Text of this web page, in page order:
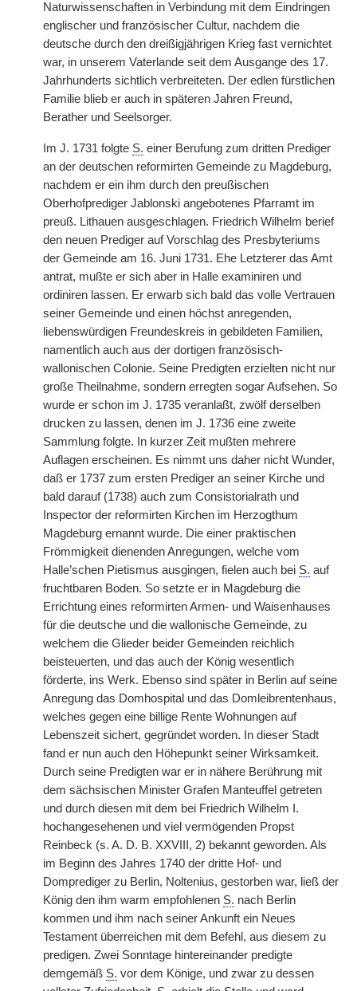
Naturwissenschaften in Verbindung mit dem Eindringen
englischer und französischer Cultur, nachdem die
deutsche durch den dreißigjährigen Krieg fast vernichtet
war, in unserem Vaterlande seit dem Ausgange des 17.
Jahrhunderts sichtlich verbreiteten. Der edlen fürstlichen
Familie blieb er auch in späteren Jahren Freund,
Berather und Seelsorger.
Im J. 1731 folgte S. einer Berufung zum dritten Prediger
an der deutschen reformirten Gemeinde zu Magdeburg,
nachdem er ein ihm durch den preußischen
Oberhofprediger Jablonski angebotenes Pfarramt im
preuß. Lithauen ausgeschlagen. Friedrich Wilhelm berief
den neuen Prediger auf Vorschlag des Presbyteriums
der Gemeinde am 16. Juni 1731. Ehe Letzterer das Amt
antrat, mußte er sich aber in Halle examiniren und
ordiniren lassen. Er erwarb sich bald das volle Vertrauen
seiner Gemeinde und einen höchst anregenden,
liebenswürdigen Freundeskreis in gebildeten Familien,
namentlich auch aus der dortigen französisch-
wallonischen Colonie. Seine Predigten erzielten nicht nur
große Theilnahme, sondern erregten sogar Aufsehen. So
wurde er schon im J. 1735 veranlaßt, zwölf derselben
drucken zu lassen, denen im J. 1736 eine zweite
Sammlung folgte. In kurzer Zeit mußten mehrere
Auflagen erscheinen. Es nimmt uns daher nicht Wunder,
daß er 1737 zum ersten Prediger an seiner Kirche und
bald darauf (1738) auch zum Consistorialrath und
Inspector der reformirten Kirchen im Herzogthum
Magdeburg ernannt wurde. Die einer praktischen
Frömmigkeit dienenden Anregungen, welche vom
Halle’schen Pietismus ausgingen, fielen auch bei S. auf
fruchtbaren Boden. So setzte er in Magdeburg die
Errichtung eines reformirten Armen- und Waisenhauses
für die deutsche und die wallonische Gemeinde, zu
welchem die Glieder beider Gemeinden reichlich
beisteuerten, und das auch der König wesentlich
förderte, ins Werk. Ebenso sind später in Berlin auf seine
Anregung das Domhospital und das Domleibrentenhaus,
welches gegen eine billige Rente Wohnungen auf
Lebenszeit sichert, gegründet worden. In dieser Stadt
fand er nun auch den Höhepunkt seiner Wirksamkeit.
Durch seine Predigten war er in nähere Berührung mit
dem sächsischen Minister Grafen Manteuffel getreten
und durch diesen mit dem bei Friedrich Wilhelm I.
hochangesehenen und viel vermögenden Propst
Reinbeck (s. A. D. B. XXVIII, 2) bekannt geworden. Als
im Beginn des Jahres 1740 der dritte Hof- und
Domprediger zu Berlin, Noltenius, gestorben war, ließ der
König den ihm warm empfohlenen S. nach Berlin
kommen und ihm nach seiner Ankunft ein Neues
Testament überreichen mit dem Befehl, aus diesem zu
predigen. Zwei Sonntage hintereinander predigte
demgemäß S. vor dem Könige, und zwar zu dessen